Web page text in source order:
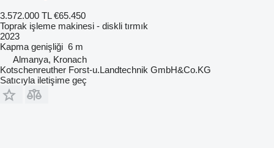
3.572.000 TL €65.450
Toprak işleme makinesi - diskli tırmık
2023
Kapma genişliği 6 m
Almanya, Kronach
Kotschenreuther Forst-u.Landtechnik GmbH&Co.KG
Satıcıyla iletişime geç